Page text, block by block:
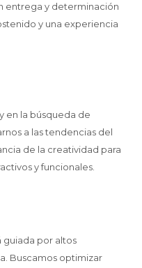
entrega y determinación
y una experiencia
en la búsqueda de
a las tendencias del
de la creatividad para
y funcionales.
guiada por altos
Buscamos optimizar